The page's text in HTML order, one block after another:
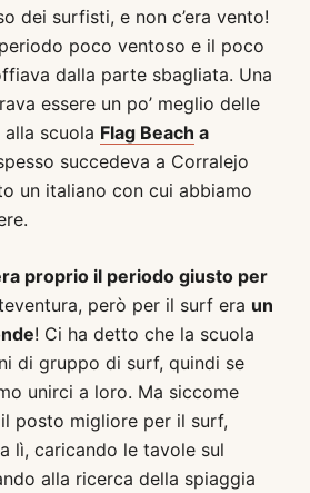
dei surfisti, e non c’era vento!
poco ventoso e il poco
dalla parte sbagliata. Una
essere un po’ meglio delle
scuola Flag Beach a
succedeva a Corralejo
un italiano con cui abbiamo
proprio il periodo giusto per
però per il surf era un
! Ci ha detto che la scuola
di gruppo di surf, quindi se
unirci a loro. Ma siccome
posto migliore per il surf,
lì, caricando le tavole sul
alla ricerca della spiaggia